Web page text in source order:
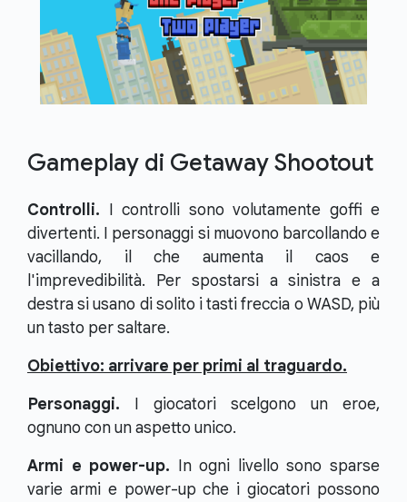
Gameplay di Getaway Shootout
Controlli. I controlli sono volutamente goffi e
divertenti. I personaggi si muovono barcollando e
vacillando, il che aumenta il caos e
l'imprevedibilità. Per spostarsi a sinistra e a
destra si usano di solito i tasti freccia o WASD, più
un tasto per saltare.
Obiettivo: arrivare per primi al traguardo.
Personaggi. I giocatori scelgono un eroe,
ognuno con un aspetto unico.
Armi e power-up. In ogni livello sono sparse
varie armi e power-up che i giocatori possono